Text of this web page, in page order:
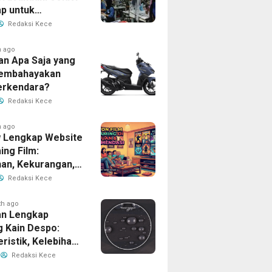
untuk
Bisnis Anda
Redaksi Kece
ago
Apa Saja yang
Redaksi Kece
ago
Lengkap Website
Film:
Kekurangan,
Unggulan
Redaksi Kece
ago
Lengkap
Kain Despo:
Kelebihan,
Redaksi Kece